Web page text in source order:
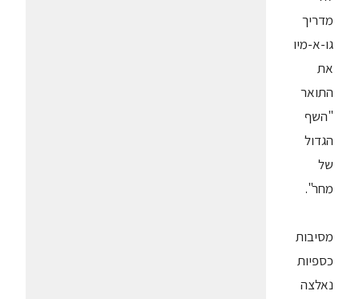
מדריך
גו-א-מיו
את
התואר
"השף
הגדול
של
מחר".
מסיבות
כספיות
נאלצה